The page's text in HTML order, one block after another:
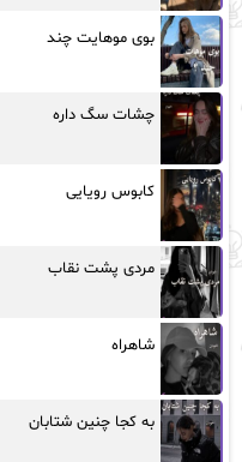
بوی موهایت چند
چشات سگ داره
کابوس رویایی
مردی پشت نقاب
شاهراه
به کجا چنین شتابان